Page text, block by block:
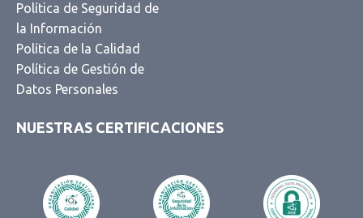
Política de Seguridad de
la Información
Política de la Calidad
Política de Gestión de
Datos Personales
NUESTRAS CERTIFICACIONES